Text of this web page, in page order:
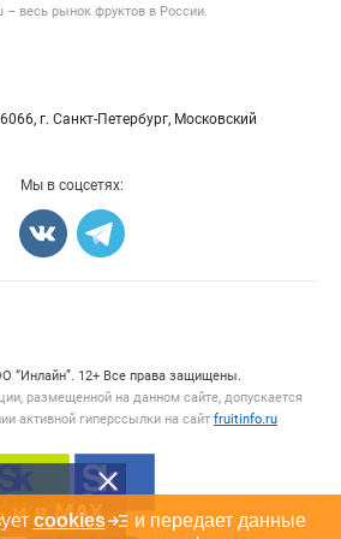
и в MAX
– весь рынок фруктовв России.
г. Санкт-Петербург, Московский
персональных данных
Фрукты
Мы в соцсетях:
“Инлайн”. 12+ Все права защищены.
размещенной на данном сайте, допускается
активной гиперссылки на сайт fruitinfo.ru
cookies
и передает данные